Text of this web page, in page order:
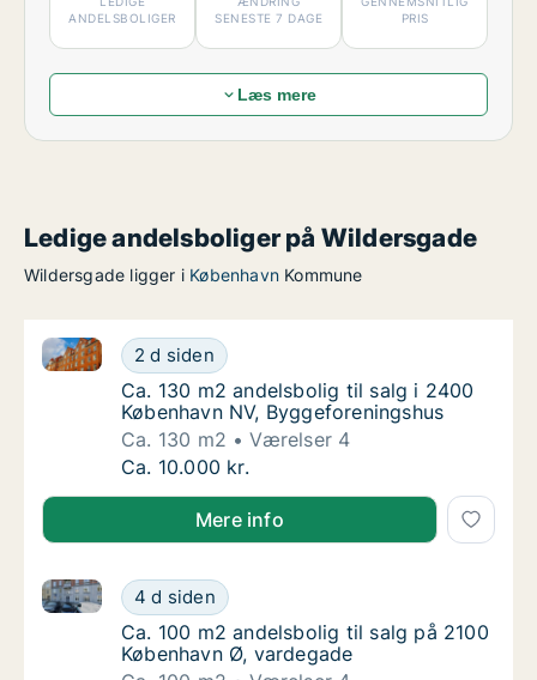
ANDELSBOLIGER
SENESTE 7 DAGE
PRIS
Læs mere
Ledige andelsboliger på Wildersgade
Wildersgade ligger i København Kommune
Ca. 130 m2 andelsbolig til salg i 2400
2 d siden
Ca. 130 m2 andelsbolig til salg i 2400 København
Ca. 130 m2 andelsbolig til salg i 2400
Ca. 130 m2 andelsbolig til salg i 2400
København NV, Byggeforeningshus
Ca. 130 m2
Værelser 4
Ca. 130 m2 andelsbolig til salg i 2400
Ca. 10.000 kr.
Mere info
Ca. 100 m2 andelsbolig til salg på 2100
4 d siden
Ca. 100 m2 andelsbolig til salg på 2100 København
Ca. 100 m2 andelsbolig til salg på 2100
Ca. 100 m2 andelsbolig til salg på 2100
København Ø, vardegade